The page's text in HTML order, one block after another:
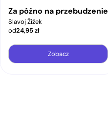
Za późno na przebudzenie
Slavoj Žižek
od24,95zł
Zobacz